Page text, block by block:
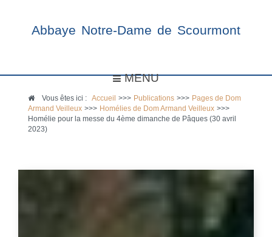
Abbaye Notre-Dame de Scourmont
MENU
Vous êtes ici :Accueil >>> Publications >>> Pages de Dom
Armand Veilleux >>> Homélies de Dom Armand Veilleux >>>
Homélie pour la messe du 4ème dimanche de Pâques (30 avril
2023)